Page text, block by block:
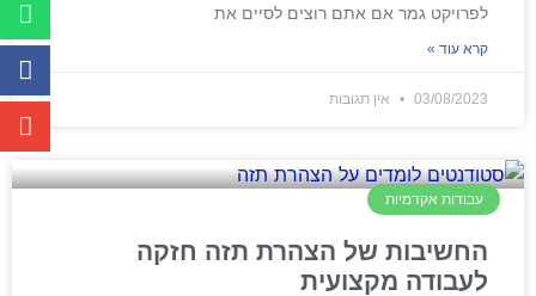
לפרויקט גמר אם אתם רוצים לסיים את
קרא עוד »
03/08/2023 אין תגובות
עבודות אקדמיות
החשיבות של הצהרת תזה חזקה
לעבודה מקצועית